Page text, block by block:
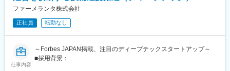
金調達も完了し、業界のトップランナーとして走り続けていま
す。
国家プロジェクトや大手企業との共同研究も進行中で、日本のも
「前職の経験を活かしながら新しい技術に挑戦できる」「役員と
もフラットに議論できる環境」「自社開発の教育システムで学び
ながらスピード成長」「国家プロジェクトや大手企業との共同研
■フルリモート勤務
ファーメランタ株式会社
正社員 転勤なし
仕事内容
～Forbes JAPAN掲載、注目のディープテックスタートアップ～
■採用背景：